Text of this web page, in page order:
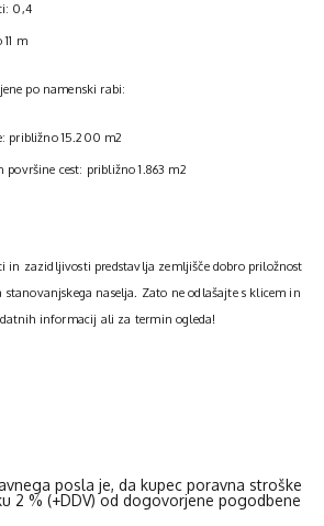
0,4
m
po namenski rabi:
približno 15.200 m2
površine cest: približno 1.863 m2
in zazidljivosti predstavlja zemljišče dobro priložnost
stanovanjskega naselja. Zato ne odlašajte s klicem in
informacij ali za termin ogleda!
posla je, da kupec poravna stroške
2 % (+DDV) od dogovorjene pogodbene